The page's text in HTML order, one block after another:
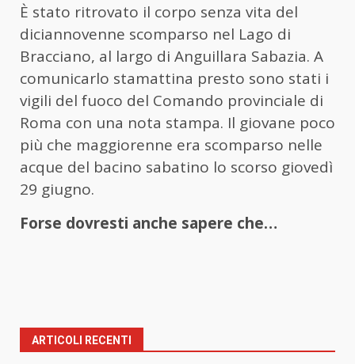
È stato ritrovato il corpo senza vita del
diciannovenne scomparso nel Lago di
Bracciano, al largo di Anguillara Sabazia. A
comunicarlo stamattina presto sono stati i
vigili del fuoco del Comando provinciale di
Roma con una nota stampa. Il giovane poco
più che maggiorenne era scomparso nelle
acque del bacino sabatino lo scorso giovedì
29 giugno.
Forse dovresti anche sapere che…
ARTICOLI RECENTI